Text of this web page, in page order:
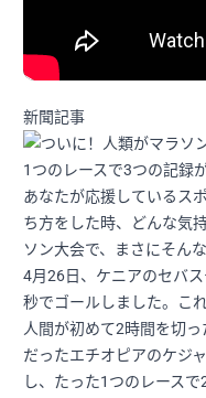
新聞記事
1つのレースで3つの記録
あなたが応援しているス
ち方をした時、どんな気
ソン大会で、まさにそん
4月26日、ケニアのセバ
秒でゴールしました。こ
人間が初めて2時間を切
だったエチオピアのケジ
し、たった1つのレース